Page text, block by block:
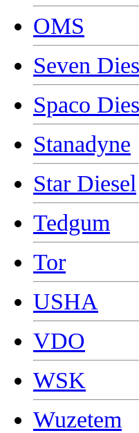
OMS
Seven
Spaco
Stanadyne
Star Diesel
Tedgum
Tor
USHA
VDO
WSK
Wuzetem